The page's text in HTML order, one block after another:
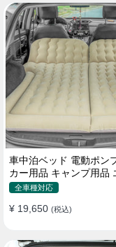
車中泊ベッド 電動ポンプ付属
カー用品 キャンプ用品
ベッド SUV車 普通車適用
全車種対応
¥ 19,650 (税込)